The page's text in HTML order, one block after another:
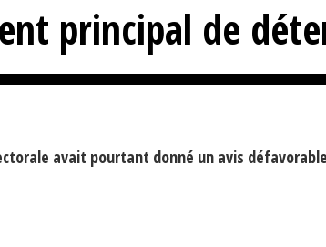
principal de
avait pourtant donné un avis